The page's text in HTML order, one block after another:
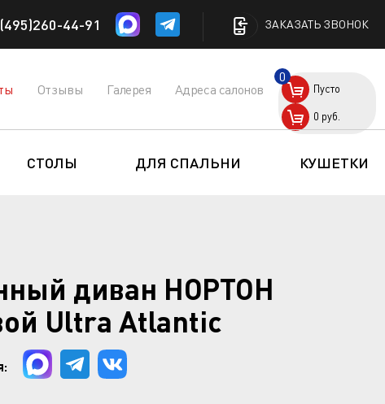
44-91 ЗАКАЗАТЬ ЗВОНОК
Отзывы Галерея Адреса салонов Пусто
0
0 руб.
СТОЛЫ ДЛЯ СПАЛЬНИ КУШЕТКИ
диван НОРТОН
Ultra Atlantic